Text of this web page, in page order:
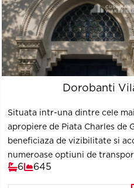
Dorobanti
Situata intr-una dintre cele
apropiere de Piata Charles de
beneficiaza de vizibilitate si
numeroase optiuni de
6 645